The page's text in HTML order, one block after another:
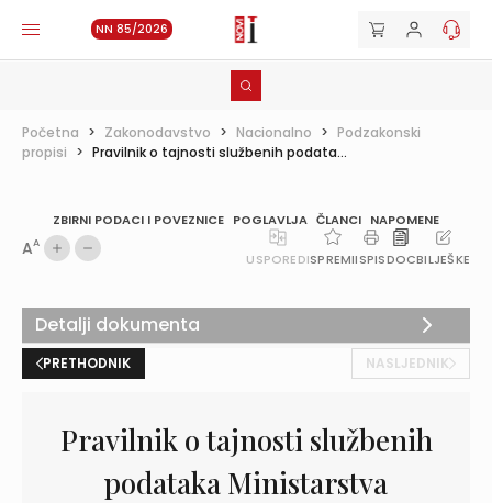
NN 85/2026
Početna > Zakonodavstvo > Nacionalno > Podzakonski
propisi > Pravilnik o tajnosti službenih podata...
ZBIRNI PODACI I POVEZNICE POGLAVLJA ČLANCI NAPOMENE
AA
USPOREDISPREMIISPISDOCBILJEŠKE
PRETHODNIK NASLJEDNIK
Pravilnik o tajnosti službenih
podataka Ministarstva
Detalji dokumenta